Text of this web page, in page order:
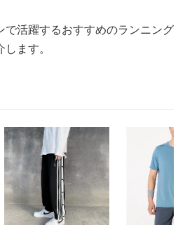
で活躍するおすすめのランニング
ます。